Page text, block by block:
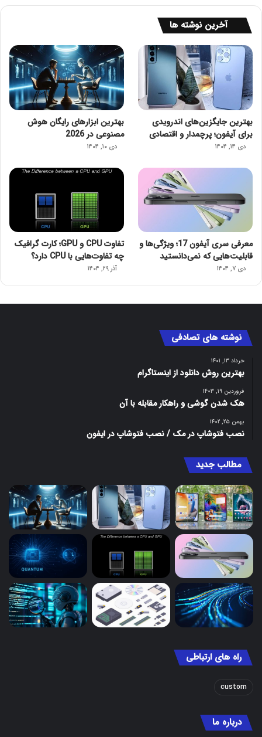
آخرین نوشته ها
بهترین جایگزین‌های اندرویدی
برای آیفون؛ پرچمدار و اقتصادی
دی ۱۴, ۱۴۰۴
بهترین ابزارهای رایگان هوش
مصنوعی در 2026
دی ۱۰, ۱۴۰۴
معرفی سری آیفون 17؛ ویژگی‌ها و
قابلیت‌هایی که نمی‌دانستید
دی ۷, ۱۴۰۴
تفاوت CPU و GPU؛ کارت گرافیک
چه تفاوت‌هایی با CPU دارد؟
آذر ۲۹, ۱۴۰۴
نوشته های تصادفی
خرداد ۱۳, ۱۴۰۱
بهترین روش دانلود از اینستاگرام
فروردین ۱۹, ۱۴۰۳
هک شدن گوشی و راهکار مقابله با آن
بهمن ۲۵, ۱۴۰۲
نصب فتوشاپ در مک / نصب فتوشاپ در ایفون
مطالب جدید
راه های ارتباطی
custom
درباره ما